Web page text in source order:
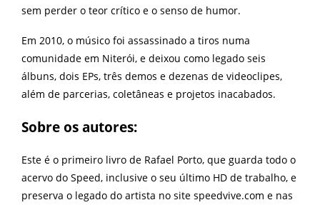
sem perder o teor crítico e o senso de humor.
Em 2010, o músico foi assassinado a tiros numa
comunidade em Niterói, e deixou como legado seis
álbuns, dois EPs, três demos e dezenas de videoclipes,
além de parcerias, coletâneas e projetos inacabados.
Sobre os autores:
Este é o primeiro livro de Rafael Porto, que guarda todo o
acervo do Speed, inclusive o seu último HD de trabalho, e
preserva o legado do artista no site speedvive.com e nas